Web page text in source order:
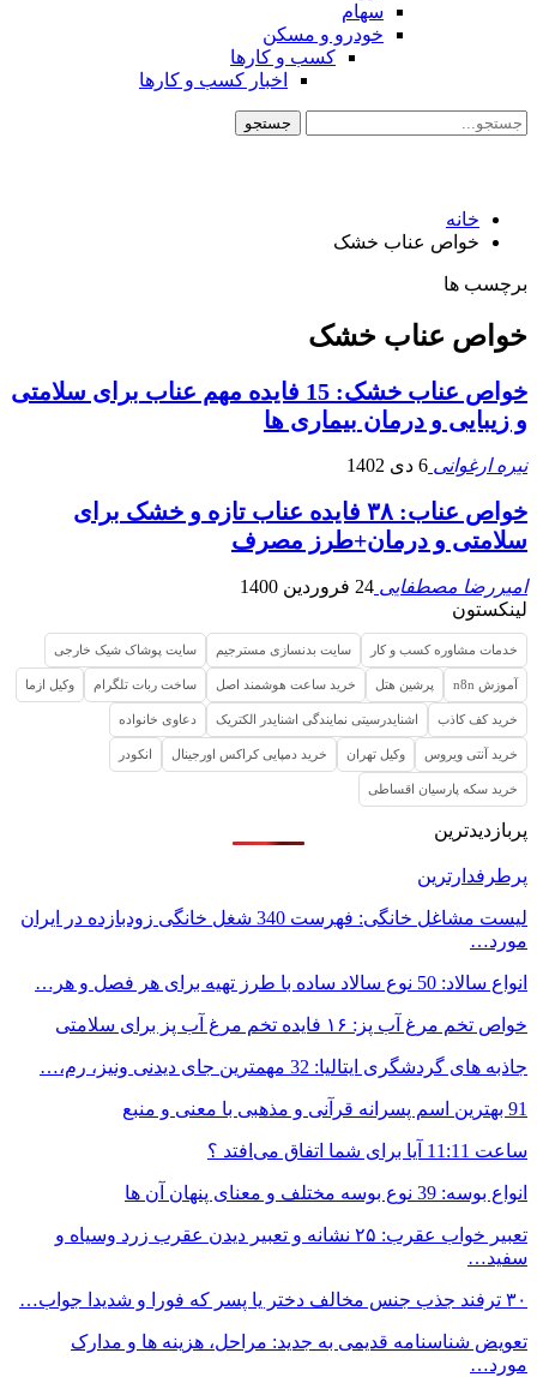
سهام
خودرو و مسکن
کسب و کارها
اخبار کسب و کارها
خانه
خواص عناب خشک
برچسب ها
خواص عناب خشک
خواص عناب خشک: 15 فایده مهم عناب برای سلامتی
و زیبایی و درمان بیماری ها
نیره ارغوانی 6 دی 1402
خواص عناب: ۳۸ فایده عناب تازه و خشک برای
سلامتی و درمان+طرز مصرف
امیررضا مصطفایی 24 فروردین 1400
لینکستون
خدمات مشاوره کسب و کار سایت بدنسازی مسترجیم سایت پوشاک شیک خارجی
آموزش n8n پرشین هتل خرید ساعت هوشمند اصل ساخت ربات تلگرام وکیل ازما
خرید کف کاذب اشنایدرسیتی نمایندگی اشنایدر الکتریک دعاوی خانواده
خرید آنتی ویروس وکیل تهران خرید دمپایی کراکس اورجینال انکودر
خرید سکه پارسیان اقساطی
پربازدیدترین
پرطرفدارترین
لیست مشاغل خانگی: فهرست 340 شغل خانگی زودبازده در ایران
مورد…
انواع سالاد: 50 نوع سالاد ساده با طرز تهیه برای هر فصل و هر…
خواص تخم مرغ آب پز: ۱۶ فایده تخم مرغ آب پز برای سلامتی
جاذبه های گردشگری ایتالیا: 32 مهمترین جای دیدنی ونیز، رم،…
91 بهترین اسم پسرانه قرآنی و مذهبی با معنی و منبع
ساعت 11:11 آیا برای شما اتفاق می‌افتد ؟
انواع بوسه: 39 نوع بوسه مختلف و معنای پنهان آن ها
تعبیر خواب عقرب: ۲۵ نشانه و تعبیر دیدن عقرب زرد وسیاه و
سفید…
۳۰ ترفند جذب جنس مخالف دختر یا پسر که فورا و شدیدا جواب…
تعویض شناسنامه قدیمی به جدید: مراحل، هزینه ها و مدارک
مورد…